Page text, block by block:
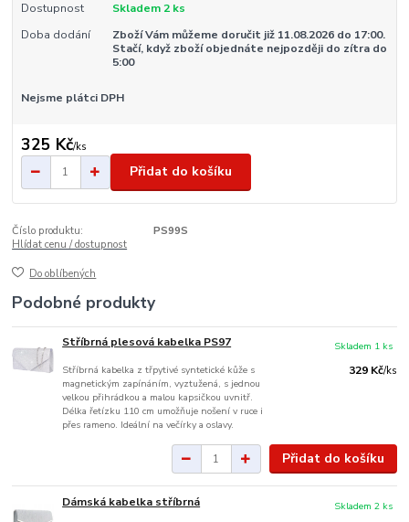
Dostupnost
Skladem 2 ks
Doba dodání
Zboží Vám můžeme doručit již 11.08.2026 do 17:00.
Stačí, když zboží objednáte nejpozději do zítra do
5:00
Nejsme plátci DPH
325 Kč/ks
Přidat do košíku
Číslo produktu:
PS99S
Hlídat cenu / dostupnost
Do oblíbených
Podobné produkty
Stříbrná plesová kabelka PS97
Stříbrná kabelka z třpytivé syntetické kůže s
magnetickým zapínáním, vyztužená, s jednou
velkou přihrádkou a malou kapsičkou uvnitř.
Délka řetízku 110 cm umožňuje nošení v ruce i
přes rameno. Ideální na večírky a oslavy.
329 Kč/ks
Skladem 1 ks
Přidat do košíku
Dámská kabelka stříbrná Skladem 2 ks